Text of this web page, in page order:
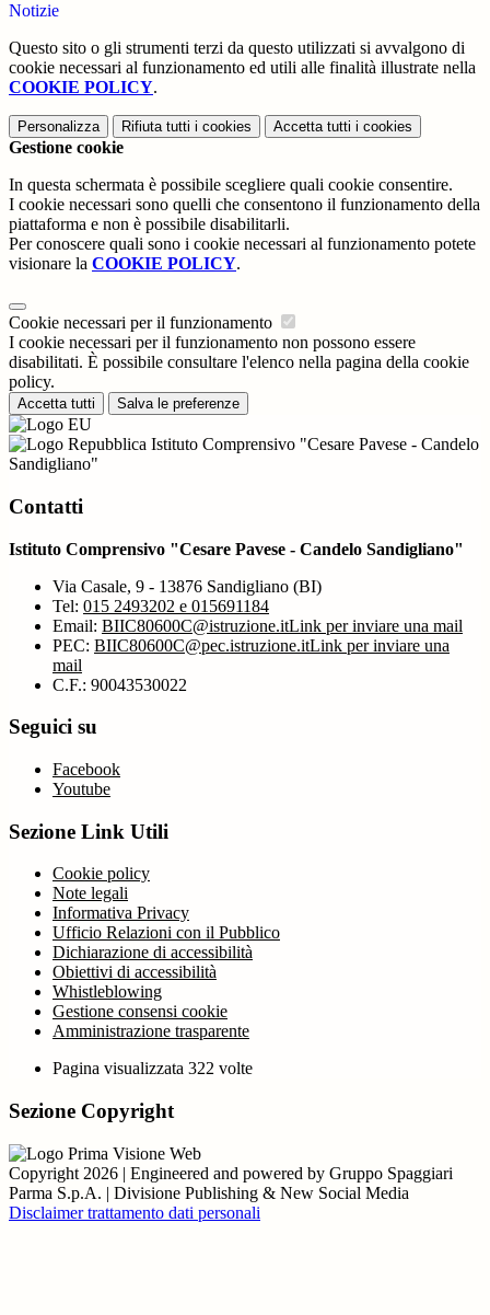
Notizie
Questo sito o gli strumenti terzi da questo utilizzati si avvalgono di
cookie necessari al funzionamento ed utili alle finalità illustrate nella
COOKIE POLICY.
Personalizza Rifiuta tutti i cookies Accetta tutti i cookies
Gestione cookie
In questa schermata è possibile scegliere quali cookie consentire.
I cookie necessari sono quelli che consentono il funzionamento della
piattaforma e non è possibile disabilitarli.
Per conoscere quali sono i cookie necessari al funzionamento potete
visionare la COOKIE POLICY.
Cookie necessari per il funzionamento
I cookie necessari per il funzionamento non possono essere
disabilitati. È possibile consultare l'elenco nella pagina della cookie
policy.
Accetta tutti Salva le preferenze
Istituto Comprensivo "Cesare Pavese - Candelo
Sandigliano"
Contatti
Istituto Comprensivo "Cesare Pavese - Candelo Sandigliano"
Via Casale, 9 - 13876 Sandigliano (BI)
Tel: 015 2493202 e 015691184
Email: BIIC80600C@istruzione.itLink per inviare una mail
PEC: BIIC80600C@pec.istruzione.itLink per inviare una
mail
C.F.: 90043530022
Seguici su
Facebook
Youtube
Sezione Link Utili
Cookie policy
Note legali
Informativa Privacy
Ufficio Relazioni con il Pubblico
Dichiarazione di accessibilità
Obiettivi di accessibilità
Whistleblowing
Gestione consensi cookie
Amministrazione trasparente
Pagina visualizzata 322 volte
Sezione Copyright
Copyright 2026 | Engineered and powered by Gruppo Spaggiari
Parma S.p.A. | Divisione Publishing & New Social Media
Disclaimer trattamento dati personali